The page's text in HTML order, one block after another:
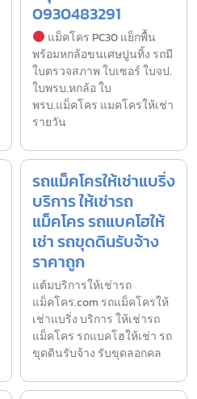
0930483291
แม็คโคร PC30 แย็กพื้น
พร้อมหกล้อขนเศษปูนทิ้ง รถมี
ใบตรวจสภาพ ใบเซอร์ ใบจป.
ใบพรบ.หกล้อ ใบ
พรบ.แม็คโคร แมคโครให้เช่า
รายวัน
รถแม็คโครให้เช่าแบริ่ง
บริการ ให้เช่ารถ
แม็คโคร รถแบคโฮให้
เช่า รถขุดดินรับจ้าง
ราคาถูก
แต้มบริการให้เช่ารถ
แม็คโคร.com รถแม็คโครให้
เช่าแบริ่ง บริการ ให้เช่ารถ
แม็คโคร รถแบคโฮให้เช่า รถ
ขุดดินรับจ้าง รับขุดลอกคล